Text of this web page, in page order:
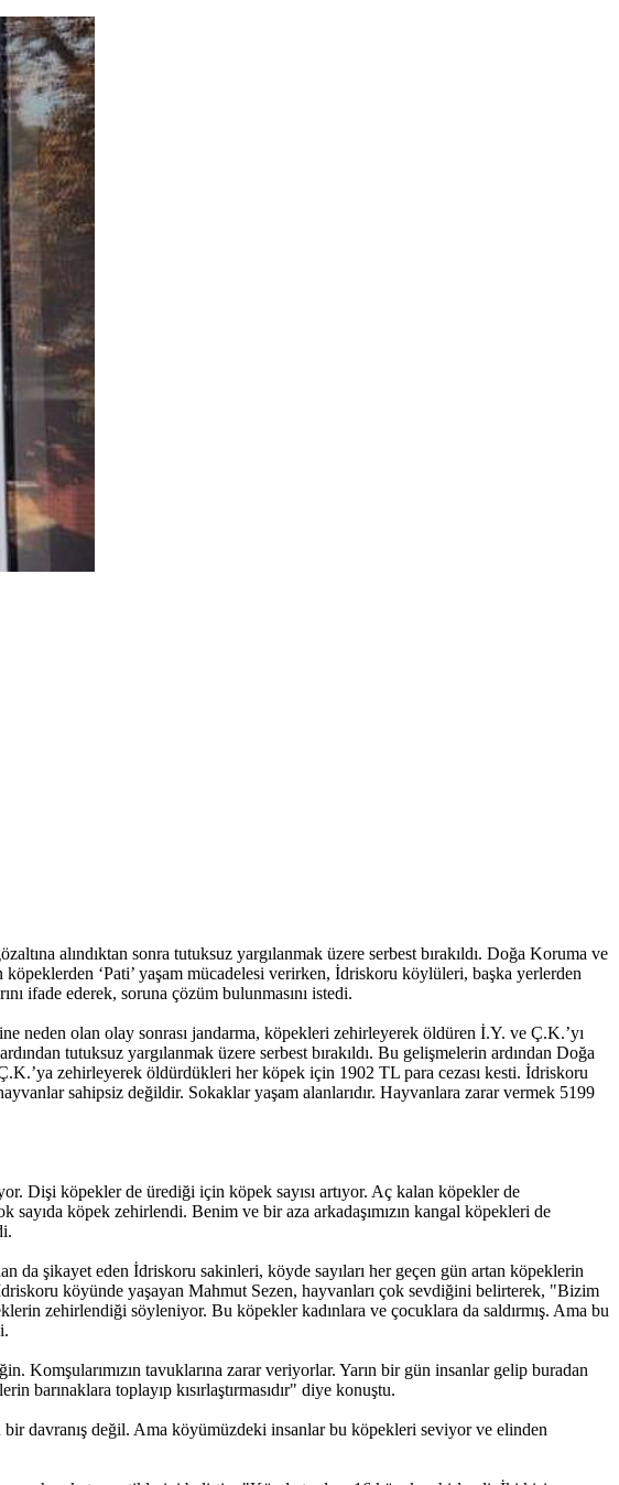
alındıktan sonra tutuksuz yargılanmak üzere serbest bırakıldı. Doğa Koruma ve
‘Pati’ yaşam mücadelesi verirken, İdriskoru köylüleri, başka yerlerden
ifade ederek, soruna çözüm bulunmasını istedi.
neden olan olay sonrası jandarma, köpekleri zehirleyerek öldüren İ.Y. ve Ç.K.’yı
tutuksuz yargılanmak üzere serbest bırakıldı. Bu gelişmelerin ardından Doğa
zehirleyerek öldürdükleri her köpek için 1902 TL para cezası kesti. İdriskoru
sahipsiz değildir. Sokaklar yaşam alanlarıdır. Hayvanlara zarar vermek 5199
Dişi köpekler de ürediği için köpek sayısı artıyor. Aç kalan köpekler de
sayıda köpek zehirlendi. Benim ve bir aza arkadaşımızın kangal köpekleri de
da şikayet eden İdriskoru sakinleri, köyde sayıları her geçen gün artan köpeklerin
köyünde yaşayan Mahmut Sezen, hayvanları çok sevdiğini belirterek, "Bizim
zehirlendiği söyleniyor. Bu köpekler kadınlara ve çocuklara da saldırmış. Ama bu
Komşularımızın tavuklarına zarar veriyorlar. Yarın bir gün insanlar gelip buradan
barınaklara toplayıp kısırlaştırmasıdır" diye konuştu.
bir davranış değil. Ama köyümüzdeki insanlar bu köpekleri seviyor ve elinden